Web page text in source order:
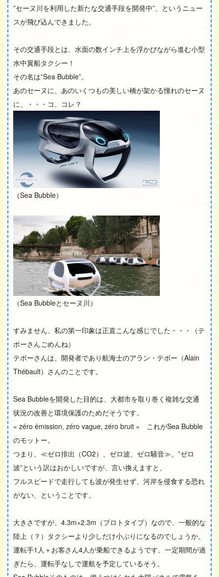
”セーヌ川を利用した新たな交通手段を開発中”、というニュー
スが飛び込んできました。
その交通手段とは、水面の数インチ上を浮かびながら進む小型
水中翼船タクシー！
その名は”Sea Bubble”。
あのセーヌに、あのいくつもの美しい橋が架かる憧れのセーヌ
に、・・・コ、コレ？
（Sea Bubble）
（Sea Bubbleとセーヌ川）
すみません、私の第一印象は正直こんな感じでした・・・（テ
ボーさんごめんね）
テボーさんは、開発者であり航海士のアラン・テボー（Alain
Thébault）さんのことです。
Sea Bubbleを開発した目的は、大都市を取り巻く複雑な交通
状況の改善と環境保護のためだそうです。
« zéro émission, zéro vague, zéro bruit » これがSea Bubble
のモットー。
つまり、≪ゼロ排出（CO2）、ゼロ波、ゼロ騒音≫。”ゼロ
波”という訳はおかしいですが、言い換えますと、
フルスピードで走行しても波が発生せず、河岸を侵食する恐れ
がない、ということです。
大きさですが、4.3m×2.3m（プロトタイプ）なので、一般的な
陸上（？）タクシーより少しだけ小ぶりになるのでしょうか。
運転手1人＋お客さん4人が乗船できるようです。一定期間が過
ぎたら、運転手なしで運航を予定しているそう。